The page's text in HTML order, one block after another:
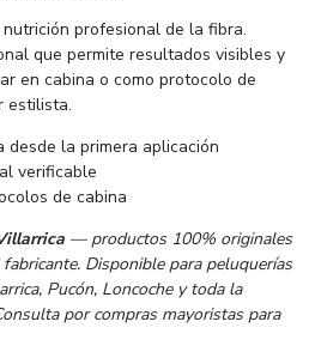
profesional de la fibra.
que permite resultados visibles y
en cabina o como protocolo de
estilista.
desde la primera aplicación
verificable
de cabina
— productos 100% originales
Disponible para peluquerías
Pucón, Loncoche y toda la
por compras mayoristas para